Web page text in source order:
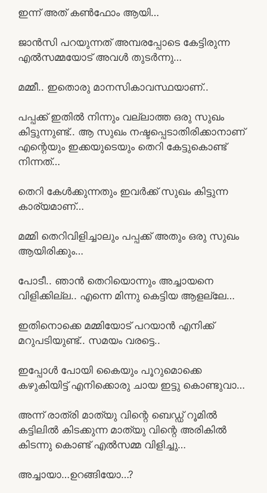
ഇന്ന്‌ അത് കൺഫോം ആയി…
ജാൻസി പറയുന്നത് അമ്പരപ്പോടെ കേട്ടിരുന്ന
എൽസമ്മയോട് അവൾ തുടർന്നു…
മമ്മീ.. ഇതൊരു മാനസികാവസ്ഥയാണ്..
പപ്പക്ക് ഇതിൽ നിന്നും വല്ലാത്ത ഒരു സുഖം
കിട്ടുന്നുണ്ട്.. ആ സുഖം നഷ്ടപ്പെടാതിരിക്കാനാണ്
എന്റെയും ഇക്കയുടെയും തെറി കേട്ടുകൊണ്ട്
നിന്നത്…
തെറി കേൾക്കുന്നതും ഇവർക്ക് സുഖം കിട്ടുന്ന
കാര്യമാണ്…
മമ്മി തെറിവിളിച്ചാലും പപ്പക്ക് അതും ഒരു സുഖം
ആയിരിക്കും…
പോടീ.. ഞാൻ തെറിയൊന്നും അച്ചായനെ
വിളിക്കില്ല.. എന്നെ മിന്നു കെട്ടിയ ആളല്ലേ…
ഇതിനൊക്കെ മമ്മിയോട്‌ പറയാൻ എനിക്ക്
മറുപടിയുണ്ട്.. സമയം വരട്ടെ..
ഇപ്പോൾ പോയി കൈയും പൂറുമൊക്കെ
കഴുകിയിട്ട് എനിക്കൊരു ചായ ഇട്ടു കൊണ്ടുവാ…
അന്ന് രാത്രി മാത്യു വിന്റെ ബെഡ്ഡ് റൂമിൽ
കട്ടിലിൽ കിടക്കുന്ന മാത്യു വിന്റെ അരികിൽ
കിടന്നു കൊണ്ട് എൽസമ്മ വിളിച്ചു…
അച്ചായാ…ഉറങ്ങിയോ…?